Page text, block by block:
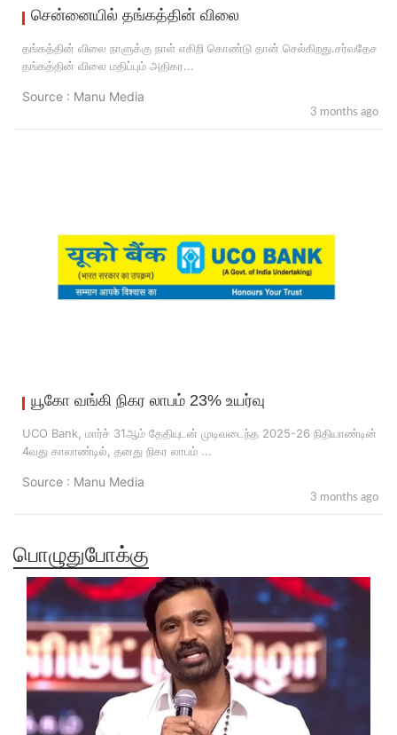
சென்னையில் தங்கத்தின் விலை
தங்கத்தின் விலை நாளுக்கு நாள் எகிறி கொண்டு தான் செல்கிறது.சர்வதேச
தங்கத்தின் விலை மதிப்பும் அதிகர...
Source : Manu Media
3 months ago
யூகோ வங்கி நிகர லாபம் 23% உயர்வு
UCO Bank, மார்ச் 31ஆம் தேதியுடன் முடிவடைந்த 2025-26 நிதியாண்டின்
4வது காலாண்டில், தனது நிகர லாபம் ...
Source : Manu Media
3 months ago
பொழுதுபோக்கு